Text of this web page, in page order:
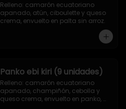
Relleno: camarón ecuatoriano
apanado, atún, ciboulette y queso
crema, envuelto en palta sin arroz.
Panko ebi kiri (9 unidades)
Relleno: camarón ecuatoriano
apanado, champiñón, cebolla y
queso crema, envuelto en panko,